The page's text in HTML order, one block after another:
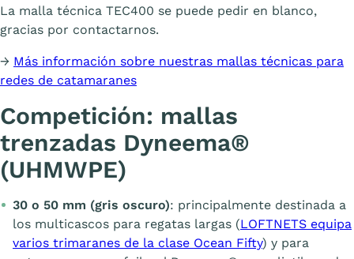
La malla técnica TEC400 se puede pedir en blanco,
gracias por contactarnos.
→ Más información sobre nuestras mallas técnicas para
redes de catamaranes
Competición: mallas
trenzadas Dyneema®
(UHMWPE)
30 o 50 mm (gris oscuro): principalmente destinada a
los multicascos para regatas largas (LOFTNETS equipa
varios trimaranes de la clase Ocean Fifty) y para